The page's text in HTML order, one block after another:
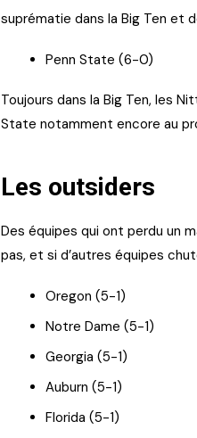
suprématie dans la Big Ten et
Penn State (6-0)
Toujours dans la Big Ten, les
State notamment encore au
Les outsiders
Des équipes qui ont perdu un
pas, et si d’autres équipes
Oregon (5-1)
Notre Dame (5-1)
Georgia (5-1)
Auburn (5-1)
Florida (5-1)